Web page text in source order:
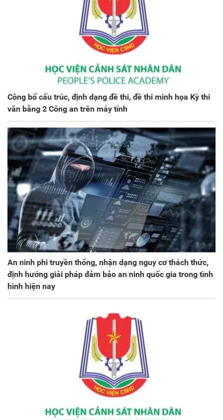
Công bố cấu trúc, định dạng đề thi, đề thi minh họa Kỳ thi
văn bằng 2 Công an trên máy tính
An ninh phi truyền thống, nhận dạng nguy cơ thách thức,
định hướng giải pháp đảm bảo an ninh quốc gia trong tình
hình hiện nay